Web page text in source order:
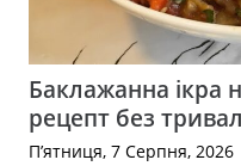
Баклажанна ікра
рецепт без
П’ятниця, 7 Серпня, 2026